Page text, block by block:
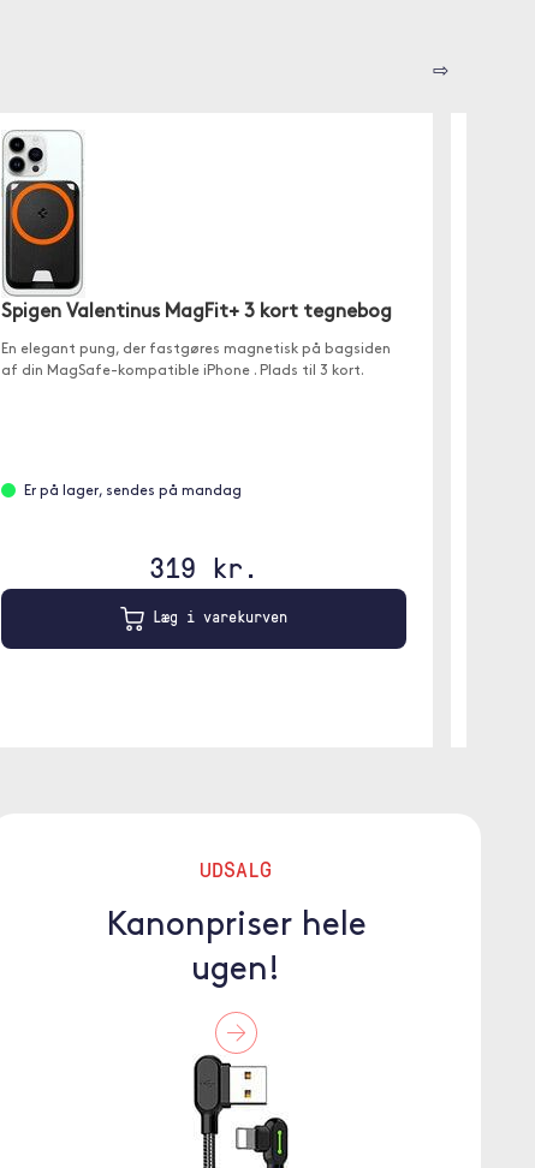
⇨
Spigen Valentinus MagFit+ 3 kort tegnebog
En elegant pung, der fastgøres magnetisk på bagsiden
af din MagSafe-kompatible iPhone . Plads til 3 kort.
Er på lager, sendes på mandag
319 kr.
Læg i varekurven
UDSALG
Kanonpriser hele
ugen!